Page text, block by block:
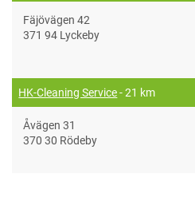
Fäjövägen 42
371 94 Lyckeby
HK-Cleaning Service- 21 km
Åvägen 31
370 30 Rödeby